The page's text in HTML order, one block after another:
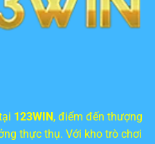
123WIN , điểm đến thượng
thực thụ. Với kho trò chơi